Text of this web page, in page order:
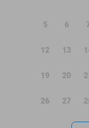
5 6
12 13
19 20
26 27